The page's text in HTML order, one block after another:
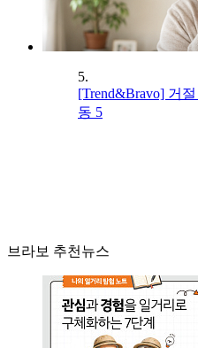
5.
[Trend&Bravo] 거
동 5
브라보 추천뉴스